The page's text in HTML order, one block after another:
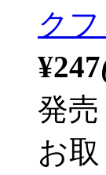
ク
¥247
発売
お